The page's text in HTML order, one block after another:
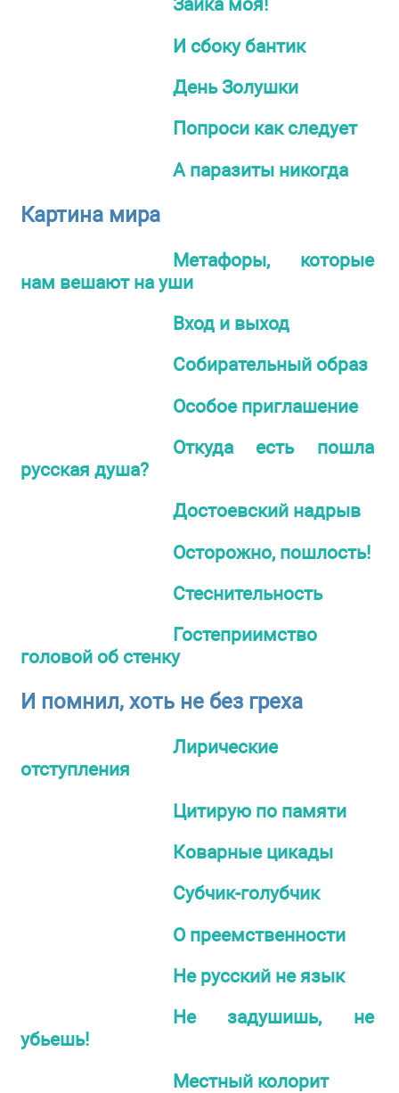
И сбоку бантик
День Золушки
Попроси как следует
А паразиты никогда
Картина мира
Метафоры, которые
нам вешают на уши
Вход и выход
Собирательный образ
Особое приглашение
Откуда есть пошла
русская душа?
Достоевский надрыв
Осторожно, пошлость!
Стеснительность
Гостеприимство
головой об стенку
И помнил, хоть не без греха
Лирические
отступления
Цитирую по памяти
Коварные цикады
Субчик-голубчик
О преемственности
Не русский не язык
Не задушишь, не
убьешь!
Местный колорит